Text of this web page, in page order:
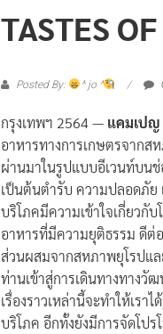
TASTES
Posted By: ^ jo ^
กรุงเทพฯ 2564 — แคมเปญ
อาหารทางการเกษตรจากส
ผ่านมาในรูปแบบอีเวนท์บน
เป็นต้นตำรับ ความปลอดภัย
บริโภคมีความเข้าใจเกี่ยวกั
อาหารที่มีความยุติธรรม ดีต่
ส่วนผสมจากสหภาพยุโรปแ
ท่านเข้าสู่การเดินทางทางวั
เรื่องราวเหล่านี้จะทำให้เร
บริโภค อีกทั้งยังมีการจัดโป